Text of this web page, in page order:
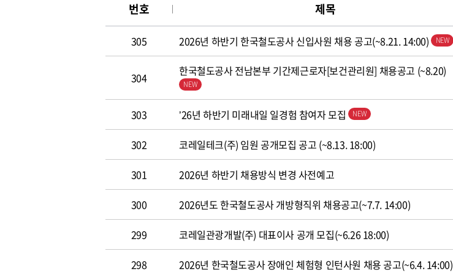
번호 제목
305 2026년 하반기 한국철도공사 신입사원 채용 공고(~8.21. 14:00)
304 한국철도공사 전남본부 기간제근로자[보건관리원] 채용공고 (~8.20)
303 ’26년 하반기 미래내일 일경험 참여자 모집
302 코레일테크(주) 임원 공개모집 공고 (~8.13. 18:00)
301 2026년 하반기 채용방식 변경 사전예고
300 2026년도 한국철도공사 개방형직위 채용공고(~7.7. 14:00)
299 코레일관광개발(주) 대표이사 공개 모집(~6.26 18:00)
298 2026년 한국철도공사 장애인 체험형 인턴사원 채용 공고(~6.4. 14:00)